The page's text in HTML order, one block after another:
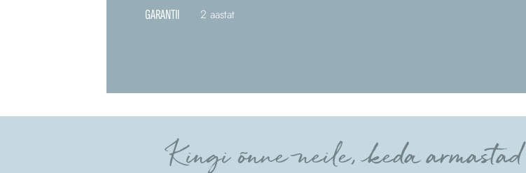
GARANTII 2 aastat
Kingi õnne neile, keda armastad